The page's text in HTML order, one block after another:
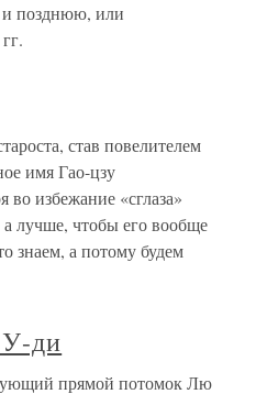
позднюю, или
став повелителем
имя Гао-цзу
избежание «сглаза»
а лучше, чтобы его вообще
знаем, а потому будем
ди
прямой потомок Лю